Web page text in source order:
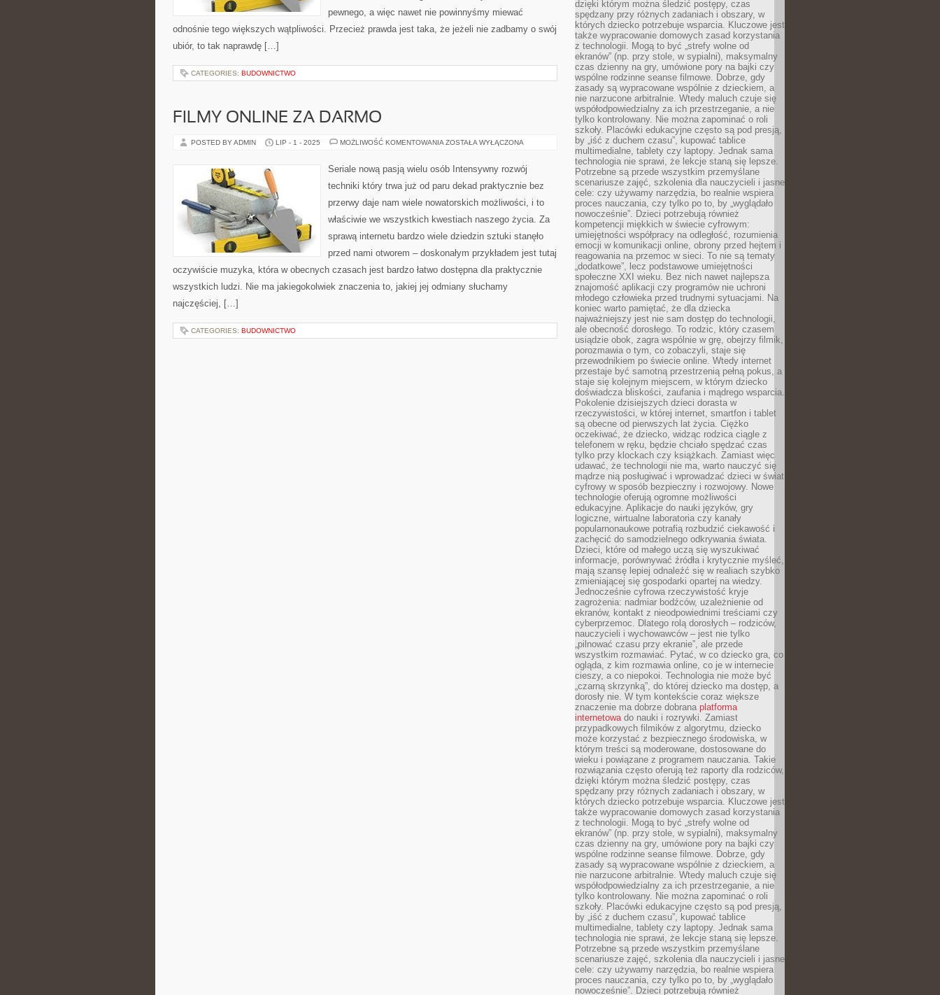
pewnego, a więc nawet nie powinnyśmy miewać
odnośnie tego większych wątpliwości. Przecież prawda jest taka, że jeżeli nie zadbamy o swój
ubiór, to tak naprawdę […]
CATEGORIES: BUDOWNICTWO
FILMY ONLINE ZA DARMO
POSTED BY ADMIN LIP - 1 - 2025 MOŻLIWOŚĆ KOMENTOWANIA FILMY
DARMO
ZOSTAŁA WYŁĄCZONA
Seriale nową pasją wielu osób Intensywny rozwój
techniki który trwa już od paru dekad praktycznie bez
przerwy daje nam wiele nowatorskich możliwości, i to
właściwie we wszystkich kwestiach naszego życia. Za
sprawą internetu bardzo wiele dziedzin sztuki stanęło
przed nami otworem – doskonałym przykładem jest tutaj
oczywiście muzyka, która w obecnych czasach jest bardzo łatwo dostępna dla praktycznie
wszystkich ludzi. Nie ma jakiegokolwiek znaczenia to, jakiej jej odmiany słuchamy
najczęściej, […]
CATEGORIES: BUDOWNICTWO
dzięki którym można śledzić postępy, czas
spędzany przy różnych zadaniach i obszary, w
których dziecko potrzebuje wsparcia. Kluczowe jest
także wypracowanie domowych zasad korzystania
z technologii. Mogą to być „strefy wolne od
ekranów” (np. przy stole, w sypialni), maksymalny
czas dzienny na gry, umówione pory na bajki czy
wspólne rodzinne seanse filmowe. Dobrze, gdy
zasady są wypracowane wspólnie z dzieckiem, a
nie narzucone arbitralnie. Wtedy maluch czuje się
współodpowiedzialny za ich przestrzeganie, a nie
tylko kontrolowany. Nie można zapominać o roli
szkoły. Placówki edukacyjne często są pod presją,
by „iść z duchem czasu”, kupować tablice
multimedialne, tablety czy laptopy. Jednak sama
technologia nie sprawi, że lekcje staną się lepsze.
Potrzebne są przede wszystkim przemyślane
scenariusze zajęć, szkolenia dla nauczycieli i jasne
cele: czy używamy narzędzia, bo realnie wspiera
proces nauczania, czy tylko po to, by „wyglądało
nowocześnie”. Dzieci potrzebują również
kompetencji miękkich w świecie cyfrowym:
umiejętności współpracy na odległość, rozumienia
emocji w komunikacji online, obrony przed hejtem i
reagowania na przemoc w sieci. To nie są tematy
„dodatkowe”, lecz podstawowe umiejętności
społeczne XXI wieku. Bez nich nawet najlepsza
znajomość aplikacji czy programów nie uchroni
młodego człowieka przed trudnymi sytuacjami. Na
koniec warto pamiętać, że dla dziecka
najważniejszy jest nie sam dostęp do technologii,
ale obecność dorosłego. To rodzic, który czasem
usiądzie obok, zagra wspólnie w grę, obejrzy filmik,
porozmawia o tym, co zobaczyli, staje się
przewodnikiem po świecie online. Wtedy internet
przestaje być samotną przestrzenią pełną pokus, a
staje się kolejnym miejscem, w którym dziecko
doświadcza bliskości, zaufania i mądrego wsparcia.
Pokolenie dzisiejszych dzieci dorasta w
rzeczywistości, w której internet, smartfon i tablet
są obecne od pierwszych lat życia. Ciężko
oczekiwać, że dziecko, widząc rodzica ciągle z
telefonem w ręku, będzie chciało spędzać czas
tylko przy klockach czy książkach. Zamiast więc
udawać, że technologii nie ma, warto nauczyć się
mądrze nią posługiwać i wprowadzać dzieci w świat
cyfrowy w sposób bezpieczny i rozwojowy. Nowe
technologie oferują ogromne możliwości
edukacyjne. Aplikacje do nauki języków, gry
logiczne, wirtualne laboratoria czy kanały
popularnonaukowe potrafią rozbudzić ciekawość i
zachęcić do samodzielnego odkrywania świata.
Dzieci, które od małego uczą się wyszukiwać
informacje, porównywać źródła i krytycznie myśleć,
mają szansę lepiej odnaleźć się w realiach szybko
zmieniającej się gospodarki opartej na wiedzy.
Jednocześnie cyfrowa rzeczywistość kryje
zagrożenia: nadmiar bodźców, uzależnienie od
ekranów, kontakt z nieodpowiednimi treściami czy
cyberprzemoc. Dlatego rolą dorosłych – rodziców,
nauczycieli i wychowawców – jest nie tylko
„pilnować czasu przy ekranie”, ale przede
wszystkim rozmawiać. Pytać, w co dziecko gra, co
ogląda, z kim rozmawia online, co je w internecie
cieszy, a co niepokoi. Technologia nie może być
„czarną skrzynką”, do której dziecko ma dostęp, a
dorosły nie. W tym kontekście coraz większe
znaczenie ma dobrze dobrana platforma
internetowado nauki i rozrywki. Zamiast
przypadkowych filmików z algorytmu, dziecko
może korzystać z bezpiecznego środowiska, w
którym treści są moderowane, dostosowane do
wieku i powiązane z programem nauczania. Takie
rozwiązania często oferują też raporty dla rodziców,
dzięki którym można śledzić postępy, czas
spędzany przy różnych zadaniach i obszary, w
których dziecko potrzebuje wsparcia. Kluczowe jest
także wypracowanie domowych zasad korzystania
z technologii. Mogą to być „strefy wolne od
ekranów” (np. przy stole, w sypialni), maksymalny
czas dzienny na gry, umówione pory na bajki czy
wspólne rodzinne seanse filmowe. Dobrze, gdy
zasady są wypracowane wspólnie z dzieckiem, a
nie narzucone arbitralnie. Wtedy maluch czuje się
współodpowiedzialny za ich przestrzeganie, a nie
tylko kontrolowany. Nie można zapominać o roli
szkoły. Placówki edukacyjne często są pod presją,
by „iść z duchem czasu”, kupować tablice
multimedialne, tablety czy laptopy. Jednak sama
technologia nie sprawi, że lekcje staną się lepsze.
Potrzebne są przede wszystkim przemyślane
scenariusze zajęć, szkolenia dla nauczycieli i jasne
cele: czy używamy narzędzia, bo realnie wspiera
proces nauczania, czy tylko po to, by „wyglądało
nowocześnie”. Dzieci potrzebują również